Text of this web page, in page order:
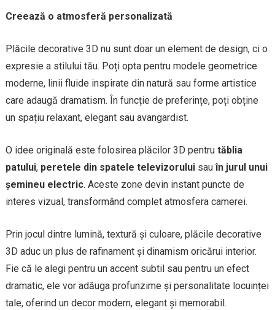
Creează o atmosferă personalizată
Plăcile decorative 3D nu sunt doar un element de design, ci o
expresie a stilului tău. Poți opta pentru modele geometrice
moderne, linii fluide inspirate din natură sau forme artistice
care adaugă dramatism. În funcție de preferințe, poți obține
un spațiu relaxant, elegant sau avangardist.
O idee originală este folosirea plăcilor 3D pentru tăblia
patului, peretele din spatele televizoruluisauîn jurul unui
șemineu electric. Aceste zone devin instant puncte de
interes vizual, transformând complet atmosfera camerei.
Prin jocul dintre lumină, textură și culoare, plăcile decorative
3D aduc un plus de rafinament și dinamism oricărui interior.
Fie că le alegi pentru un accent subtil sau pentru un efect
dramatic, ele vor adăuga profunzime și personalitate locuinței
tale, oferind un decor modern, elegant și memorabil.